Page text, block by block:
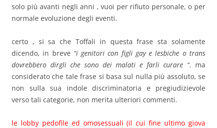
solo più avanti negli anni , vuoi per rifiuto personale, o per
normale evoluzione degli eventi.
certo , si sa che Toffali in questa frase sta solamente
dicendo, in breve “i genitori con figli gay e lesbiche o trans
dovrebbero dirgli che sono dei malati e farli curare “. ma
considerato che tale frase si basa sul nulla più assoluto, se
non sulla sua indole discriminatoria e pregiudizievole
verso tali categorie, non merita ulteriori commenti.
le lobby pedofile ed omosessuali (il cui fine ultimo giova